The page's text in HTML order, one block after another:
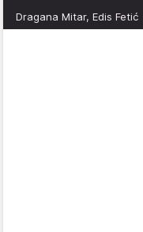
Dragana Mitar, Edis Fetić